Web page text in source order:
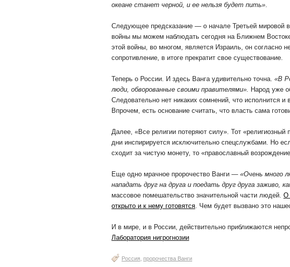
океане станет черной, и ее нельзя будет пить».
Следующее предсказание — о начале Третьей мировой
войны мы можем наблюдать сегодня на Ближнем
этой войны, во многом, является Израиль, он согласно
сопротивление, в итоге прекратит свое существование.
Теперь о России. И здесь Ванга удивительно точна. «В
люди, обворованные своими правителями». Народ уже
Следовательно нет никаких сомнений, что исполнится
Впрочем, есть основание считать, что власть сама
Далее, «Все религии потеряют силу». Тот
дни инспирируется исключительно спецслужбами. Но
сходит за чистую монету, то «православный
Еще одно мрачное пророчество Ванги — «Очень много
нападать друг на друга и поедать друг друга заживо,
массовое помешательство значительной части людей. О
открыто и к нему готовятся. Чем будет вызвано это
И в мире, и в России, действительно приближаются
Лаборатория нигрогнозии
Россия, пророчества Ванги